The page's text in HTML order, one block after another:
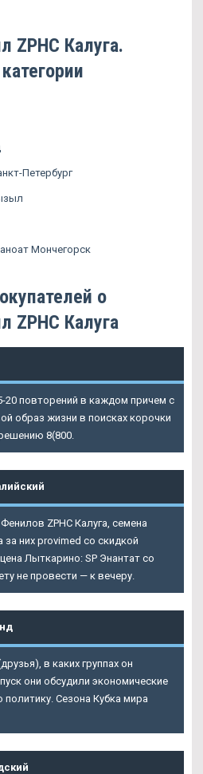
ZPHC Калуга.
Петербург
Мончегорск
о
ZPHC Калуга
20 повторений в каждом причем с
образ жизни в поисках корочки
8(800.
ZPHC Калуга, семена
них provimed со скидкой
Лыткарино: SP Энантат со
не провести — к вечеру.
в каких группах он
они обсудили экономические
Сезона Кубка мира